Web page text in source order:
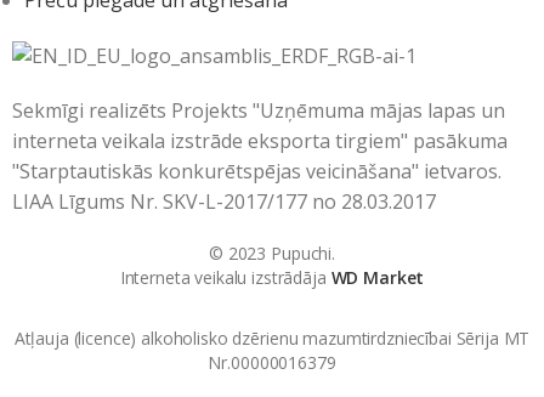
Sekmīgi realizēts Projekts "Uzņēmuma mājas lapas un
interneta veikala izstrāde eksporta tirgiem" pasākuma
"Starptautiskās konkurētspējas veicināšana" ietvaros.
LIAA Līgums Nr. SKV-L-2017/177 no 28.03.2017
© 2023 Pupuchi.
Interneta veikalu izstrādāja WD Market
Atļauja (licence) alkoholisko dzērienu mazumtirdzniecībai Sērija MT
Nr.00000016379